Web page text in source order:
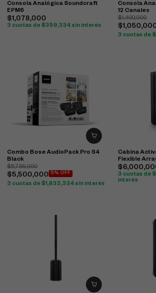
Consola Analógica Soundcraft
EPM6
$1,078,000
3 cuotas de $359,334 sin interés
Consola
12 Canales
$1,400,000
$
3 cuotas de $
Combo Bose AudioPack Pro S4
Black
$5,789,000
$5,500,000 5% OFF
3 cuotas de $1,833,334 sin interés
Cabina
Flexible
$
3 cuotas de $
interés